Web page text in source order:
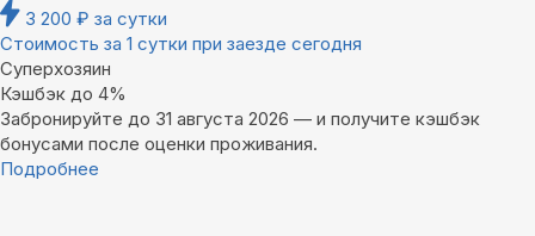
3 200 ₽ за сутки
Стоимость за 1 сутки при заезде сегодня
Суперхозяин
Кэшбэк до 4%
Забронируйте до 31 августа 2026 — и получите кэшбэк
бонусами после оценки проживания.
Подробнее